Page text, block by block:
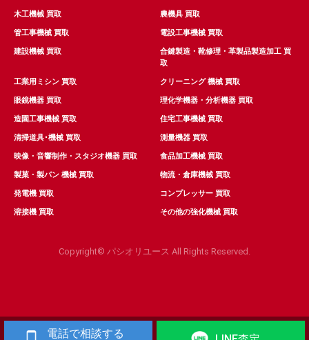
電話で相談する
木工機械 買取 農機具 買取
管工事機械 買取 電設工事機械 買取
建設機械 買取
合鍵製造・靴修理・革製品製造加工 買
取
工業用ミシン 買取 クリーニング 機械 買取
眼鏡機器 買取 理化学機器・分析機器 買取
造園工事機械 買取 住宅工事機械 買取
清掃道具･機械 買取 測量機器 買取
映像・音響制作・スタジオ機器 買取 食品加工機械 買取
製菓・製パン 機械 買取 物流・倉庫機械 買取
発電機 買取 コンプレッサー 買取
溶接機 買取 その他の強化機械 買取
Copyright© パシオリユース All Rights Reserved.